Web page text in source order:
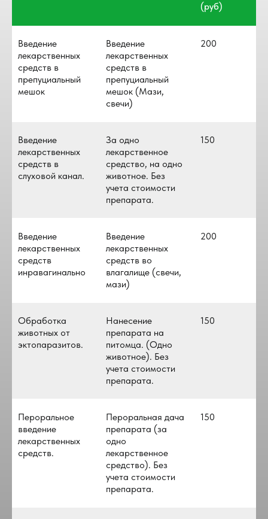
(руб)
Введение
лекарственных
средств в
препуциальный
мешок
Введение
лекарственных
средств в
препуциальный
мешок (Мази,
свечи)
200
Введение
лекарственных
средств в
слуховой канал.
За одно
лекарственное
средство, на одно
животное. Без
учета стоимости
препарата.
150
Введение
лекарственных
средств
инравагинально
Введение
лекарственных
средств во
влагалище (свечи,
мази)
200
Обработка
животных от
эктопаразитов.
Нанесение
препарата на
питомца. (Одно
животное). Без
учета стоимости
препарата.
150
Пероральное
введение
лекарственных
средств.
Пероральная дача
препарата (за
одно
лекарственное
средство). Без
учета стоимости
препарата.
150